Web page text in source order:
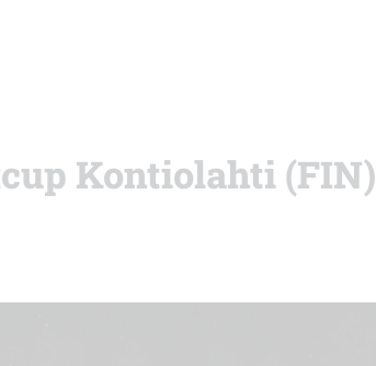
Kontiolahti (FIN)